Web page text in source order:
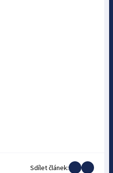
Sdílet článek: